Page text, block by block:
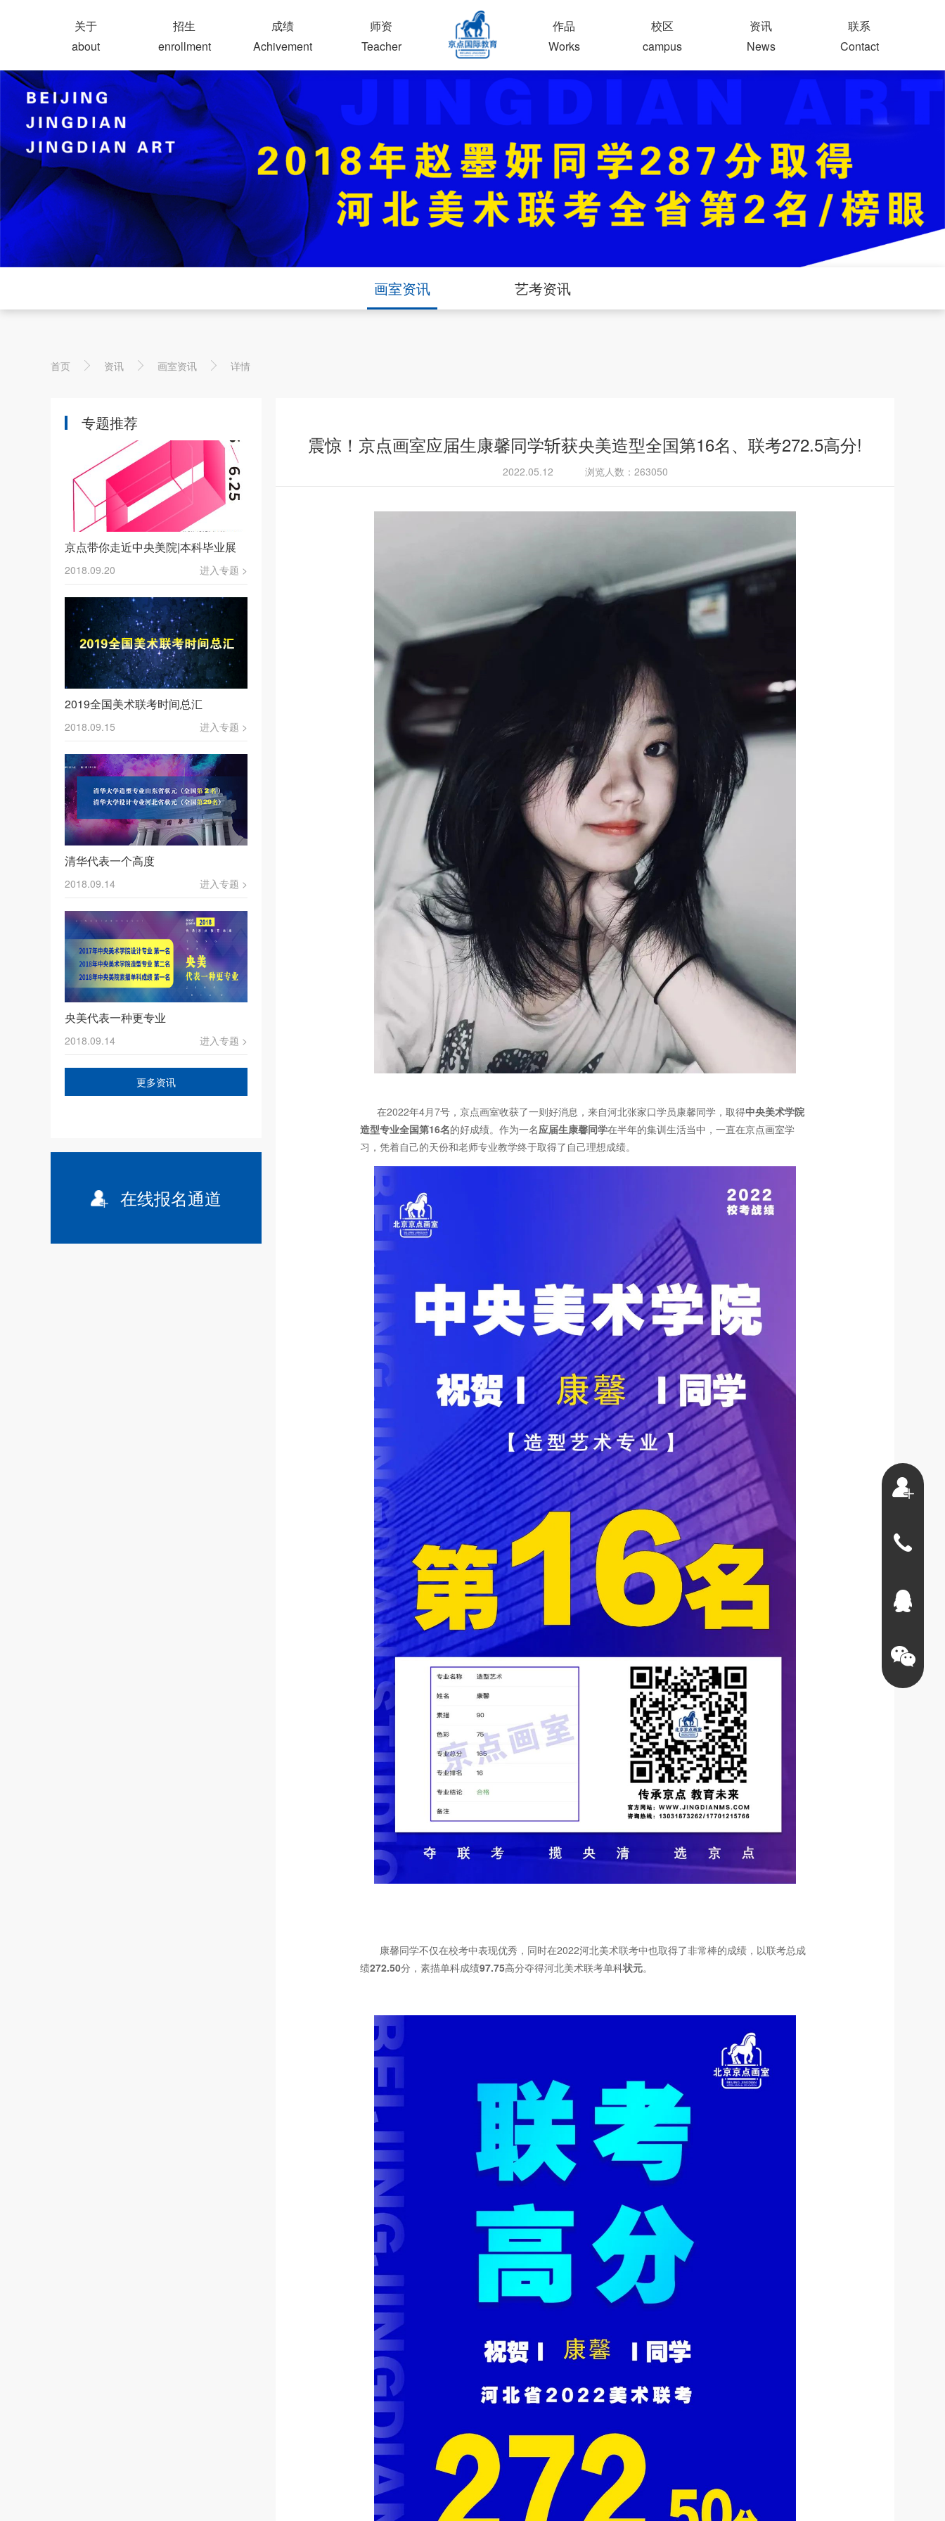
关于
about
招生
enrollment
成绩
Achivement
师资
Teacher
作品
Works
校区
campus
资讯
News
联系
Contact
画室资讯 艺考资讯
首页 资讯 画室资讯 详情
震惊！京点画室应届生康馨同学斩获央美造型全国第16名、联考272.5高分!
2022.05.12 浏览人数：263050
在2022年4月7号，京点画室收获了一则好消息，来自河北张家口学员康馨同学，取得中央美术学院
造型专业全国第16名的好成绩。作为一名应届生康馨同学在半年的集训生活当中，一直在京点画室学
习，凭着自己的天份和老师专业教学终于取得了自己理想成绩。
康馨同学不仅在校考中表现优秀，同时在2022河北美术联考中也取得了非常棒的成绩，以联考总成
绩272.50分，素描单科成绩97.75高分夺得河北美术联考单科状元。
专题推荐
京点​带你走近中央美院|本科毕业展
2018.09.20 进入专题 >
2019全国美术联考时间总汇
2018.09.15 进入专题 >
清华代表一个高度
2018.09.14 进入专题 >
央美代表一种更专业
2018.09.14 进入专题 >
更多资讯
在线报名通道
010-